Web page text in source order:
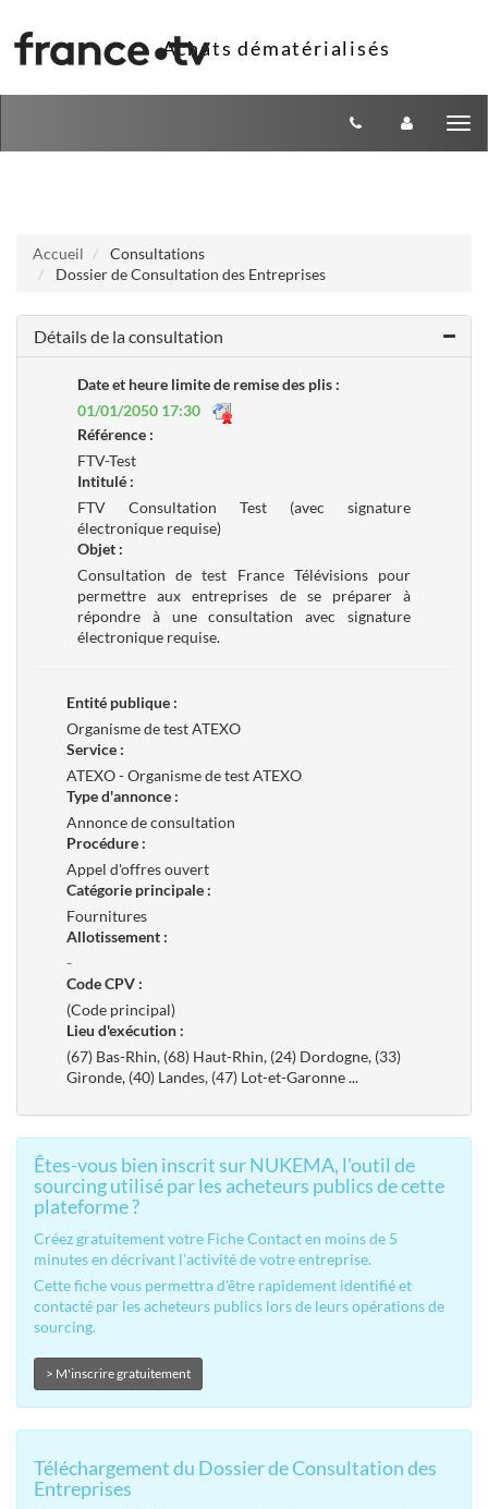
Accueil
Consultations
Dossier de Consultation des Entreprises
Détails de la consultation
Date et heure limite de remise des plis :
01/01/2050 17:30
Référence :
FTV-Test
Intitulé :
FTV Consultation Test (avec signature
électronique requise)
Objet :
Consultation de test France Télévisions pour
permettre aux entreprises de se préparer à
répondre à une consultation avec signature
électronique requise.
Entité publique :
Organisme de test ATEXO
Service :
ATEXO - Organisme de test ATEXO
Type d'annonce :
Annonce de consultation
Procédure :
Appel d'offres ouvert
Catégorie principale :
Fournitures
Allotissement :
-
Code CPV :
(Code principal)
Lieu d'exécution :
(67) Bas-Rhin, (68) Haut-Rhin, (24) Dordogne, (33)
Gironde, (40) Landes, (47) Lot-et-Garonne...
Êtes-vous bien inscrit sur NUKEMA, l'outil de
sourcing utilisé par les acheteurs publics de cette
plateforme ?
Créez gratuitement votre Fiche Contact en moins de 5
minutes en décrivant l'activité de votre entreprise.
Cette fiche vous permettra d'être rapidement identifié et
contacté par les acheteurs publics lors de leurs opérations de
sourcing.
> M'inscrire gratuitement
Téléchargement du Dossier de Consultation des
Entreprises